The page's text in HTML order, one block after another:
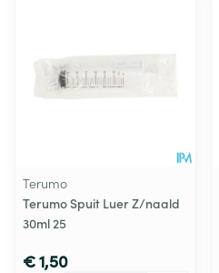
Terumo
Terumo Spuit Luer Z/naald
30ml 25
€ 1,50